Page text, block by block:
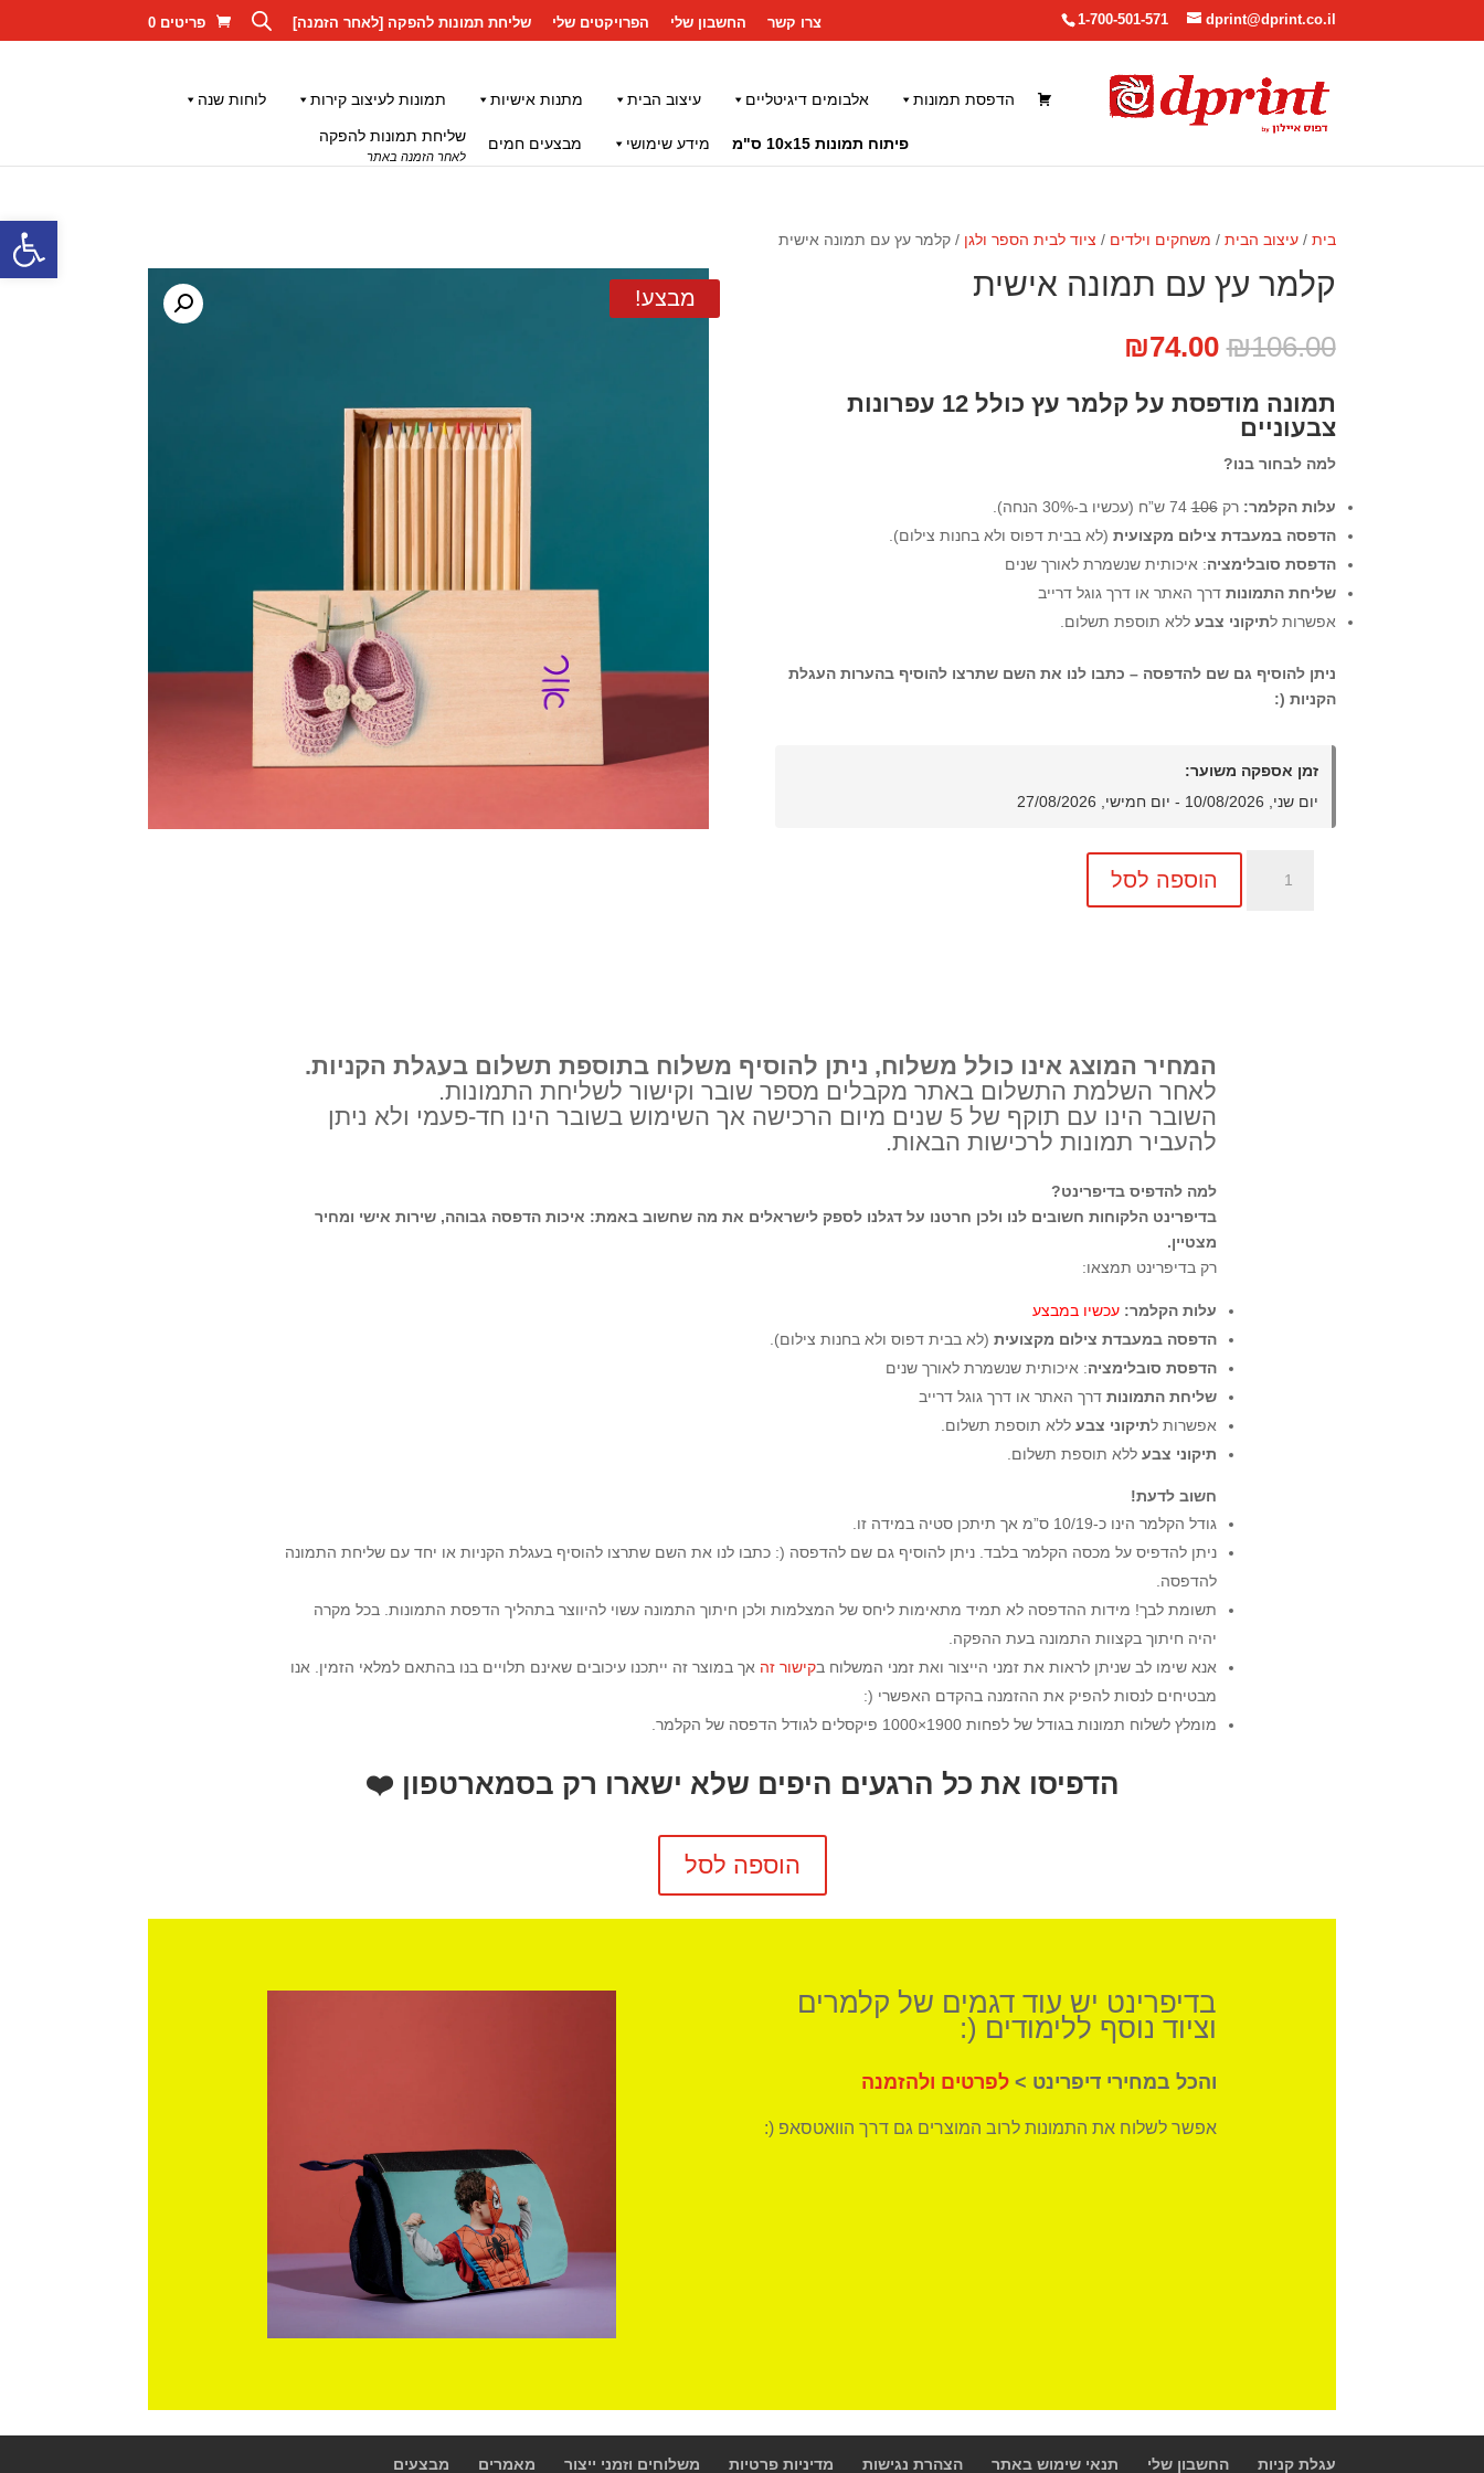
פתח
1-700-501-571 dprint@dprint.co.il צרו קשר החשבון שלי הפרויקטים שלי שליחת תמונות להפקה [לאחר הזמנה] פריטים 0
הדפסת תמונות אלבומים דיגיטליים עיצוב הבית מתנות אישיות תמונות לעיצוב קירות לוחות שנה
פיתוח תמונות 10x15 ס"מ מידע שימושי מבצעים חמים שליחת תמונות להפקה
לאחר הזמנה באתר
בית /עיצוב הבית / משחקים וילדים / ציוד לבית הספר ולגן / קלמר עץ עם תמונה אישית
מבצע! קלמר עץ עם תמונה אישית
₪106.00 המחיר
היה:
₪106.00.
₪74.00
הוא:
₪74.00.
תמונה מודפסת על קלמר עץ כולל 12 עפרונות
צבעוניים
למה לבחור בנו?
עלות הקלמר: רק10674 ש”ח (עכשיו ב-30% הנחה).
הדפסה במעבדת צילום מקצועית (לא בבית דפוס ולא בחנות צילום).
הדפסת סובלימציה: איכותית שנשמרת לאורך שנים
שליחת התמונות דרך האתר או דרך גוגל דרייב
אפשרות לתיקוני צבע ללא תוספת תשלום.
ניתן להוסיף גם שם להדפסה – כתבו לנו את השם שתרצו להוסיף בהערות העגלת
הקניות (:
זמן אספקה משוער:
יום שני, 10/08/2026 - יום חמישי, 27/08/2026
הוספה לסל
המחיר המוצג אינו כולל משלוח, ניתן להוסיף משלוח בתוספת תשלום בעגלת הקניות.
לאחר השלמת התשלום באתר מקבלים מספר שובר וקישור לשליחת התמונות.
השובר הינו עם תוקף של 5 שנים מיום הרכישה אך השימוש בשובר הינו חד-פעמי ולא ניתן
להעביר תמונות לרכישות הבאות.
למה להדפיס בדיפרינט?
בדיפרינט הלקוחות חשובים לנו ולכן חרטנו על דגלנו לספק לישראלים את מה שחשוב באמת: איכות הדפסה גבוהה, שירות אישי ומחיר
מצטיין.
רק בדיפרינט תמצאו:
עלות הקלמר: עכשיו במבצע
הדפסה במעבדת צילום מקצועית(לא בבית דפוס ולא בחנות צילום).
הדפסת סובלימציה: איכותית שנשמרת לאורך שנים
שליחת התמונותדרך האתר או דרך גוגל דרייב
אפשרות לתיקוני צבעללא תוספת תשלום.
תיקוני צבעללא תוספת תשלום.
חשוב לדעת!
גודל הקלמר הינו כ-10/19 ס”מ אך תיתכן סטיה במידה זו.
ניתן להדפיס על מכסה הקלמר בלבד. ניתן להוסיף גם שם להדפסה (: כתבו לנו את השם שתרצו להוסיף בעגלת הקניות או יחד עם שליחת התמונה
להדפסה.
תשומת לבך! מידות ההדפסה לא תמיד מתאימות ליחס של המצלמות ולכן חיתוך התמונה עשוי להיווצר בתהליך הדפסת התמונות. בכל מקרה
יהיה חיתוך בקצוות התמונה בעת ההפקה.
אנא שימו לב שניתן לראות את זמני הייצור ואת זמני המשלוח בקישור זה אך במוצר זה ייתכנו עיכובים שאינם תלויים בנו בהתאם למלאי הזמין. אנו
מבטיחים לנסות להפיק את ההזמנה בהקדם האפשרי (:
מומלץ לשלוח תמונות בגודל של לפחות 1900×1000 פיקסלים לגודל הדפסה של הקלמר.
הדפיסו את כל הרגעים היפים שלא ישארו רק בסמארטפון ❤️
הוספה לסל
בדיפרינט יש עוד דגמים של קלמרים
וציוד נוסף ללימודים (:
והכל במחירי דיפרינט > לפרטים ולהזמנה
אפשר לשלוח את התמונות לרוב המוצרים גם דרך הוואטסאפ (:
עגלת קניות החשבון שלי תנאי שימוש באתר הצהרת נגישות מדיניות פרטיות משלוחים וזמני ייצור מאמרים מבצעים